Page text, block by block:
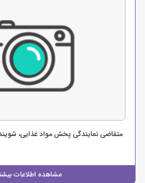
مشاهده اطلاعات
متقاضی نمایندگی پخش مواد غذایی،